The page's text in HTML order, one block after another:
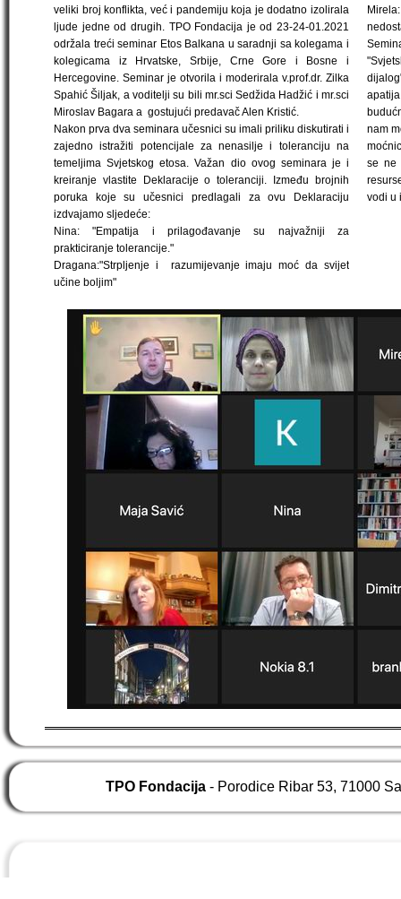
veliki broj konflikta, već i pandemiju koja je dodatno izolirala
ljude jedne od drugih. TPO Fondacija je od 23-24-01.2021
održala treći seminar Etos Balkana u saradnji sa kolegama i
kolegicama iz Hrvatske, Srbije, Crne Gore i Bosne i
Hercegovine. Seminar je otvorila i moderirala v.prof.dr. Zilka
Spahić Šiljak, a voditelji su bili mr.sci Sedžida Hadžić i mr.sci
Miroslav Bagara a gostujući predavač Alen Kristić.
Nakon prva dva seminara učesnici su imali priliku diskutirati i
zajedno istražiti potencijale za nenasilje i toleranciju na
temeljima Svjetskog etosa. Važan dio ovog seminara je i
kreiranje vlastite Deklaracije o toleranciji. Između brojnih
poruka koje su učesnici predlagali za ovu Deklaraciju
izdvajamo sljedeće:
Nina: "Empatija i prilagođavanje su najvažniji za
prakticiranje tolerancije."
Dragana:"Strpljenje i razumijevanje imaju moć da svijet
učine boljim"
nam
se ne
vodi u
TPO Fondacija - Porodice Ribar 53, 71000